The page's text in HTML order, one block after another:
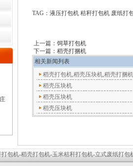
TAG：液压打包机 秸秆打包机 废纸打
上一篇： 饲草打包机
下一篇： 稻壳打捆机
相关新闻列表
稻壳打包机,稻壳压块机,稻壳打捆
稻壳压块机
稻壳压块机
稻壳压块机
打包机-稻壳打包机-玉米秸秆打包机-立式废纸打包